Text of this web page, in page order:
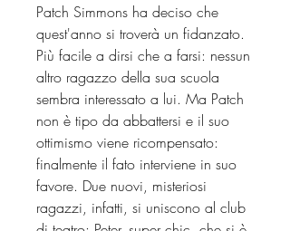
Patch Simmons ha deciso che
quest'anno si troverà un fidanzato.
Più facile a dirsi che a farsi: nessun
altro ragazzo della sua scuola
sembra interessato a lui. Ma Patch
non è tipo da abbattersi e il suo
ottimismo viene ricompensato:
finalmente il fato interviene in suo
favore. Due nuovi, misteriosi
ragazzi, infatti, si uniscono al club